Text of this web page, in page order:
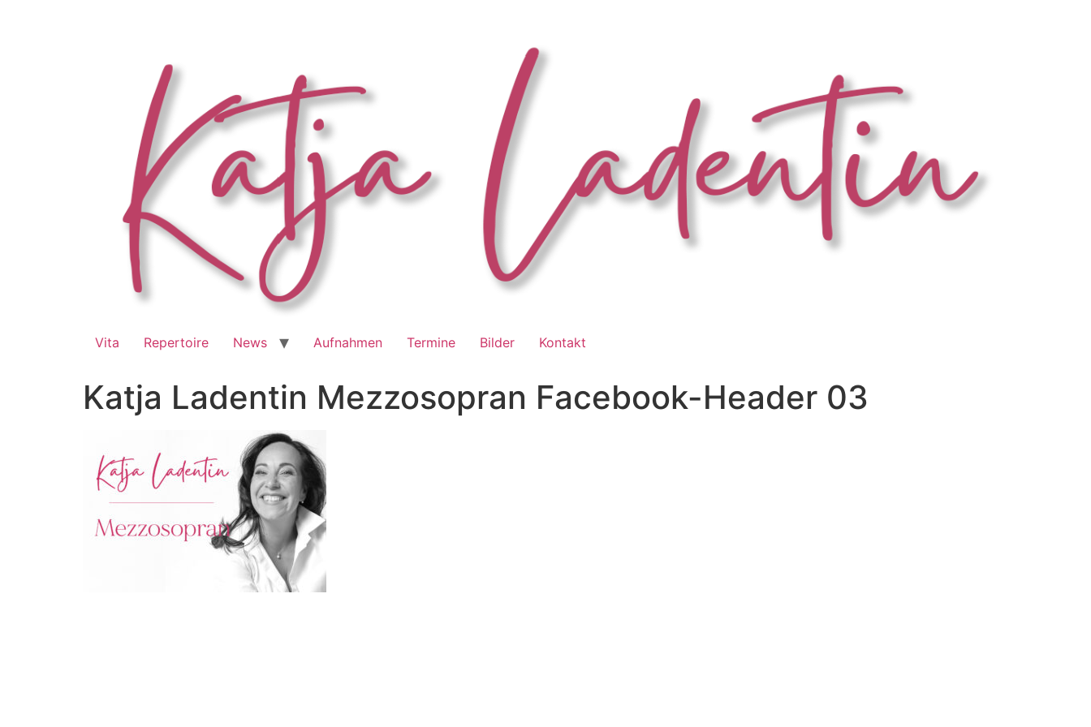
Vita Repertoire News Aufnahmen Termine Bilder Kontakt
Katja Ladentin Mezzosopran Facebook-Header 03